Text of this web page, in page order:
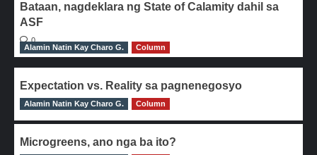
Bataan, nagdeklara ng State of Calamity dahil sa
ASF
0
Alamin Natin Kay Charo G.
Column
Expectation vs. Reality sa pagnenegosyo
0
Alamin Natin Kay Charo G. Column
Microgreens, ano nga ba ito?